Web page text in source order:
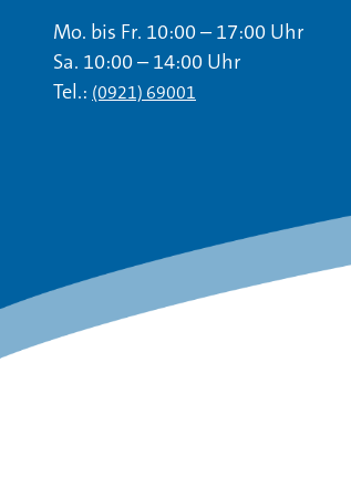
Mo. bis Fr. 10:00 – 17:00 Uhr
Sa. 10:00 – 14:00 Uhr
Tel.: (0921) 69001